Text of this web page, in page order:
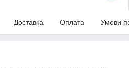
Доставка Оплата Умови